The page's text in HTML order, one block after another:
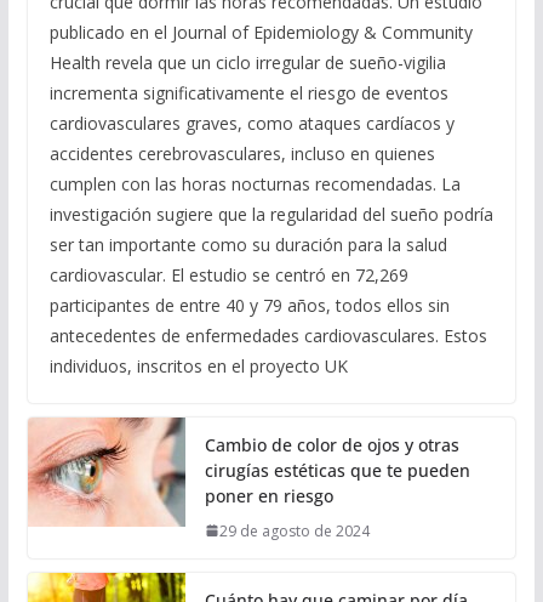
publicado en el Journal of Epidemiology & Community
Health revela que un ciclo irregular de sueño-vigilia
incrementa significativamente el riesgo de eventos
cardiovasculares graves, como ataques cardíacos y
accidentes cerebrovasculares, incluso en quienes
cumplen con las horas nocturnas recomendadas. La
investigación sugiere que la regularidad del sueño podría
ser tan importante como su duración para la salud
cardiovascular. El estudio se centró en 72,269
participantes de entre 40 y 79 años, todos ellos sin
antecedentes de enfermedades cardiovasculares. Estos
individuos, inscritos en el proyecto UK
Cambio de color de ojos y otras
cirugías estéticas que te pueden
poner en riesgo
29 de agosto de 2024